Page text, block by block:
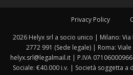
Privacy Policy
2026 Helyx srl a socio unico | Milano: Via
2772 991 (Sede legale) | Roma:
helyx.srl@legalmail.it | P.IVA
Sociale: €40.000 i.v. | Società soggetta